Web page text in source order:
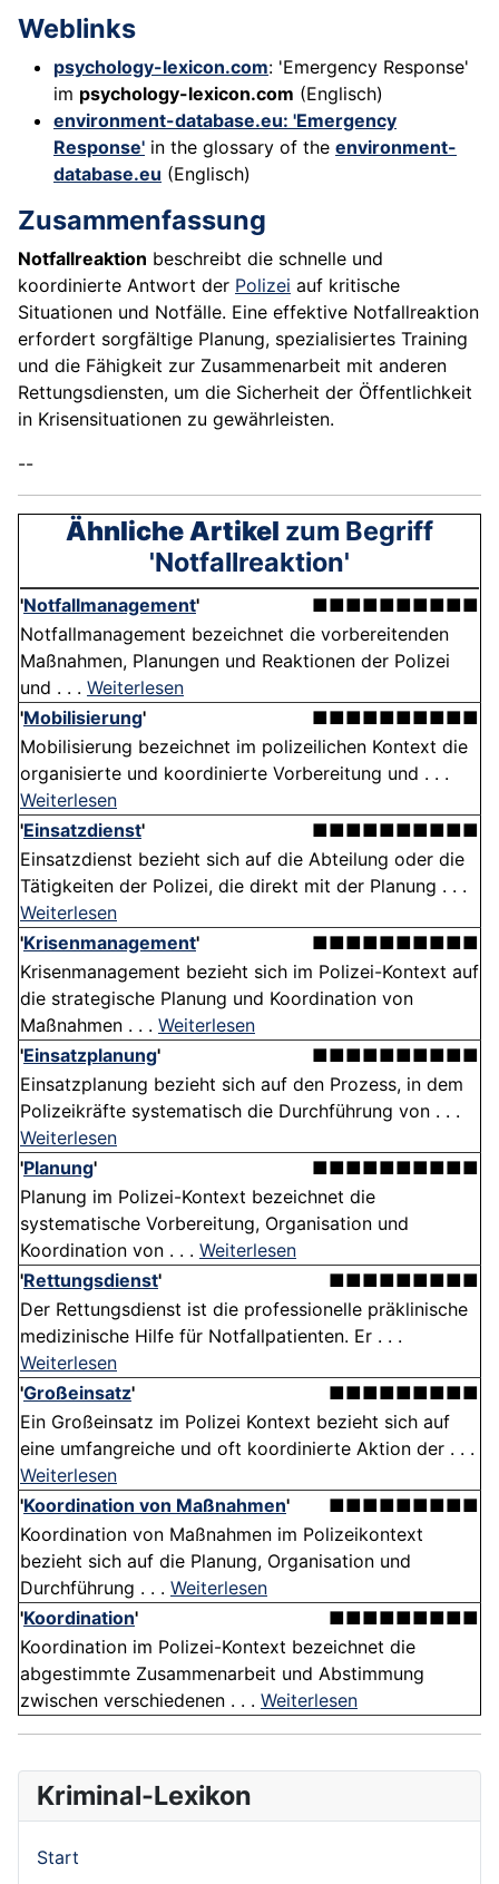
Weblinks
psychology-lexicon.com: 'Emergency Response'
im psychology-lexicon.com (Englisch)
environment-database.eu: 'Emergency
Response' in the glossary of the environment-
database.eu (Englisch)
Zusammenfassung
Notfallreaktion beschreibt die schnelle und
koordinierte Antwort der Polizei auf kritische
Situationen und Notfälle. Eine effektive Notfallreaktion
erfordert sorgfältige Planung, spezialisiertes Training
und die Fähigkeit zur Zusammenarbeit mit anderen
Rettungsdiensten, um die Sicherheit der Öffentlichkeit
in Krisensituationen zu gewährleisten.
--
Ähnliche Artikel zum Begriff
'Notfallreaktion'
'Notfallmanagement'
■■■■■■■■■■
Notfallmanagement bezeichnet die vorbereitenden
Maßnahmen, Planungen und Reaktionen der Polizei
und . . . Weiterlesen
'Mobilisierung'
■■■■■■■■■■
Mobilisierung bezeichnet im polizeilichen Kontext die
organisierte und koordinierte Vorbereitung und . . .
Weiterlesen
'Einsatzdienst'
■■■■■■■■■■
Einsatzdienst bezieht sich auf die Abteilung oder die
Tätigkeiten der Polizei, die direkt mit der Planung . . .
Weiterlesen
'Krisenmanagement'
■■■■■■■■■■
Krisenmanagement bezieht sich im Polizei-Kontext auf
die strategische Planung und Koordination von
Maßnahmen . . . Weiterlesen
'Einsatzplanung'
■■■■■■■■■■
Einsatzplanung bezieht sich auf den Prozess, in dem
Polizeikräfte systematisch die Durchführung von . . .
Weiterlesen
'Planung'
■■■■■■■■■■
Planung im Polizei-Kontext bezeichnet die
systematische Vorbereitung, Organisation und
Koordination von . . . Weiterlesen
'Rettungsdienst'
■■■■■■■■■
Der Rettungsdienst ist die professionelle präklinische
medizinische Hilfe für Notfall­patienten. Er . . .
Weiterlesen
'Großeinsatz'
■■■■■■■■■
Ein Großeinsatz im Polizei Kontext bezieht sich auf
eine umfangreiche und oft koordinierte Aktion der . . .
Weiterlesen
'Koordination von Maßnahmen'
■■■■■■■■■
Koordination von Maßnahmen im Polizeikontext
bezieht sich auf die Planung, Organisation und
Durchführung . . . Weiterlesen
'Koordination'
■■■■■■■■■
Koordination im Polizei-Kontext bezeichnet die
abgestimmte Zusammenarbeit und Abstimmung
zwischen verschiedenen . . . Weiterlesen
Kriminal-Lexikon
Start